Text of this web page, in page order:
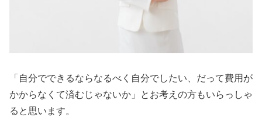
「自分でできるならなるべく自分でしたい、だって費用が
かからなくて済むじゃないか」とお考えの方もいらっしゃ
ると思います。